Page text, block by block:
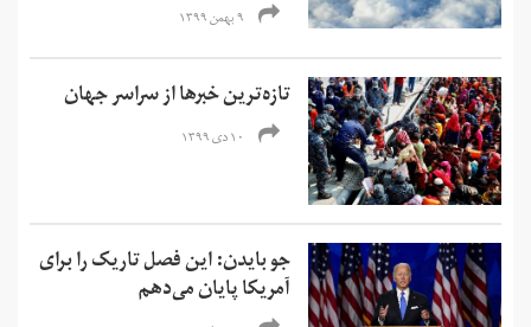
۹ بهمن ۱۳۹۹
تازه‌ترین خبرها از سراسر جهان
۱۰ دی ۱۳۹۹
جو بایدن: این فصل تاریک را برای
آمریکا پایان می‌دهم